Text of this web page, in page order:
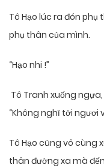
Tô Hạo lúc ra đón
phụ thân của mình.
“Hạo nhi !”
Tô Tranh xuống
“Không nghĩ tới ngươi
Tô Hạo cũng vô cùng
thân đường xa mà